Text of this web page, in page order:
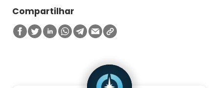
Compartilhar